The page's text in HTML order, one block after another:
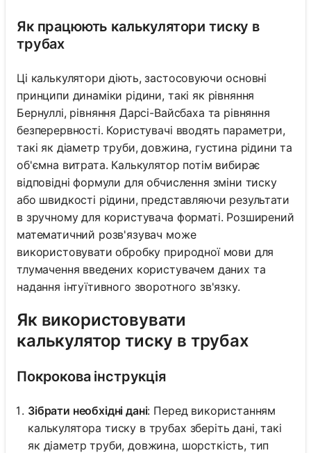
Як працюють калькулятори тиску в
трубах
Ці калькулятори діють, застосовуючи основні
принципи динаміки рідини, такі як рівняння
Бернуллі, рівняння Дарсі-Вайсбаха та рівняння
безперервності. Користувачі вводять параметри,
такі як діаметр труби, довжина, густина рідини та
об'ємна витрата. Калькулятор потім вибирає
відповідні формули для обчислення зміни тиску
або швидкості рідини, представляючи результати
в зручному для користувача форматі. Розширений
математичний розв'язувач може
використовувати обробку природної мови для
тлумачення введених користувачем даних та
надання інтуїтивного зворотного зв'язку.
Як використовувати
калькулятор тиску в трубах
Покрокова інструкція
Зібрати необхідні дані: Перед використанням
калькулятора тиску в трубах зберіть дані, такі
як діаметр труби, довжина, шорсткість, тип